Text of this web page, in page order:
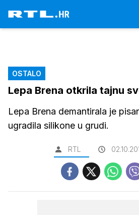
OSTALO
Lepa Brena otkrila tajnu
Lepa Brena demantirala je
ugradila silikone u grudi.
RTL